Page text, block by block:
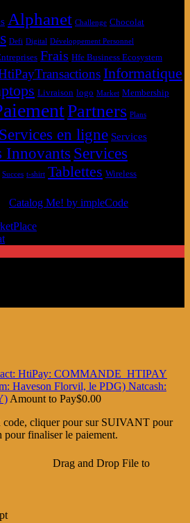
Alphanet Challenge Chocolat
Defi Digital Développement Personnel
Frais Hfe Business Ecosystem
Informatique
Livraison logo Market Membership
Partners Plans
Services en ligne Services
Innovants Services
Succes t-shirt Tablettes Wireless
Catalog Me! by impleCode
HtiPay: COMMANDE_HTIPAY
Haveson Florvil, le PDG) Natcash:
Amount to Pay$0.00
code, cliquer pour sur SUIVANT pour
pour finaliser le paiement.
Drag and Drop File to